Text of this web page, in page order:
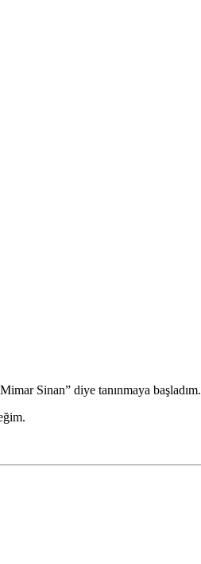
Sinan” diye tanınmaya başladım.